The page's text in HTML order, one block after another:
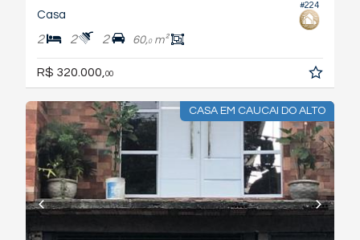
#224
Casa
2 2 2 60,0m²
R$ 320.000, 00
CASA EM CAUCAI DO ALTO